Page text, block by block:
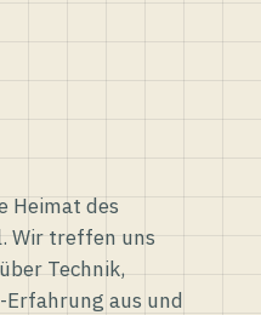
Heimat des
Wir treffen uns
Technik,
aus und